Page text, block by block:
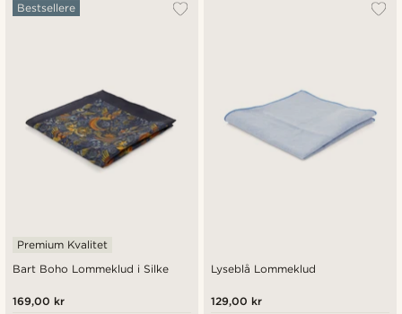
Bart Boho Lommeklud i Silke
Bestsellere
Premium Kvalitet
169,00 kr
Lyseblå Lommeklud
129,00 kr